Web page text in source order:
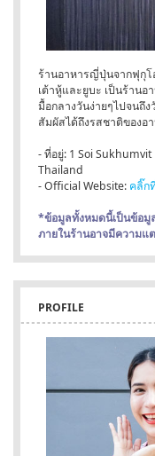
ร้านอาหารญี่ปุ่นจากฟุกุโ
เต้าหู้และยูบะ เป็นร้าน
มื้อกลางวันง่ายๆไปจนถึ
สัมผัสได้ถึงรสชาติของอ
- ที่อยู่: 1 Soi
Thailand
- Official Website: คลิ๊ก
*ข้อมูลทั้งหมดนี้เป็นข้อมู
ภายในร้านอาจมีความแ
PROFILE